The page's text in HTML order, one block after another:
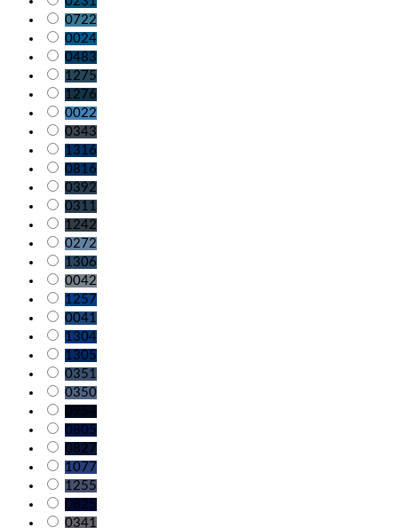
0722
0024
0483
1275
1276
0022
0343
1316
0816
0392
0311
1242
0272
1306
0042
1257
0041
1304
1305
0351
0350
0954
0805
0827
1077
1255
0825
0341